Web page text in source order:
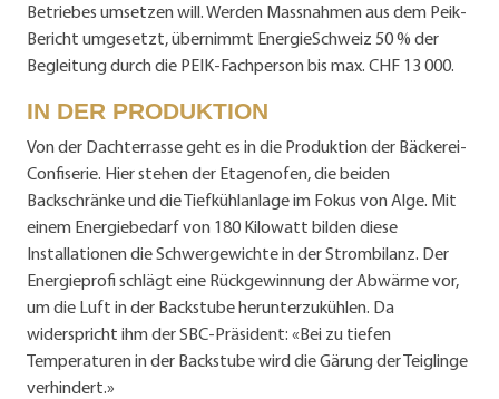
Betriebes umsetzen will. Werden Massnahmen aus dem Peik-
Bericht umgesetzt, übernimmt EnergieSchweiz 50 % der
Begleitung durch die PEIK-Fachperson bis max. CHF 13 000.
IN DER PRODUKTION
Von der Dachterrasse geht es in die Produktion der Bäckerei-
Confiserie. Hier stehen der Etagenofen, die beiden
Backschränke und die Tiefkühlanlage im Fokus von Alge. Mit
einem Energiebedarf von 180 Kilowatt bilden diese
Installationen die Schwergewichte in der Strombilanz. Der
Energieprofi schlägt eine Rückgewinnung der Abwärme vor,
um die Luft in der Backstube herunterzukühlen. Da
widerspricht ihm der SBC-Präsident: «Bei zu tiefen
Temperaturen in der Backstube wird die Gärung der Teiglinge
verhindert.»